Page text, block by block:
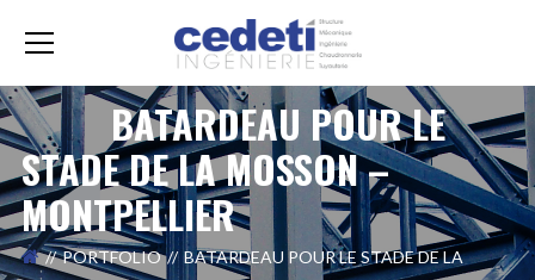
BATARDEAU POUR LE
STADE DE LA MOSSON –
MONTPELLIER
PORTFOLIO
BATARDEAU POUR LE STADE DE LA